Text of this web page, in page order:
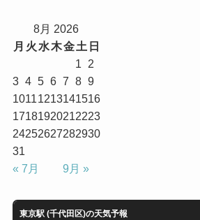
8月 2026
月 火 水木金土 日
1
2
3 4 5 6 7 8 9
10111213141516
17181920212223
24252627282930
31
« 7月
9月 »
東京駅 (千代田区)の天気予報